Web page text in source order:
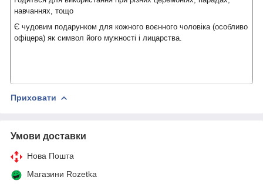
навчаннях, тощо
Є чудовим подарунком для кожного воєнного чоловіка (особливо
офіцера) як символ його мужності і лицарства.
Приховати
Умови доставки
Нова Пошта
Магазини Rozetka